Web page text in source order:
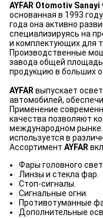
AYFAR Otomotiv
основанная в 1993
года она активно
специализируясь на
и комплектующих для
Производственные
завода общей
продукцию в больших
AYFAR выпускает
автомобилей,
Применение
качества позволяют
международном
используется в
Ассортимент AYFAR
Фары головного
Линзы и стекла фар.
Стоп-сигналы.
Сигнальные огни.
Противотуманные
Дополнительные